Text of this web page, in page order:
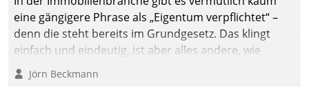
Datatrain ermöglicht
automatisiert ausgelöste,
zielgerichtete
Mieterbefragungen – eine
starke Grundlage für
eine gängigere Phrase als „Eigentum verpflichtet“ –
denn die steht bereits im Grundgesetz. Das klingt
einfach und eindeutig, ist aber alles andere, wie
Branchenbeschäftigte wissen. Denn mit der
Verantwortung folgen Verpflichtungen.
Jörn Beckmann